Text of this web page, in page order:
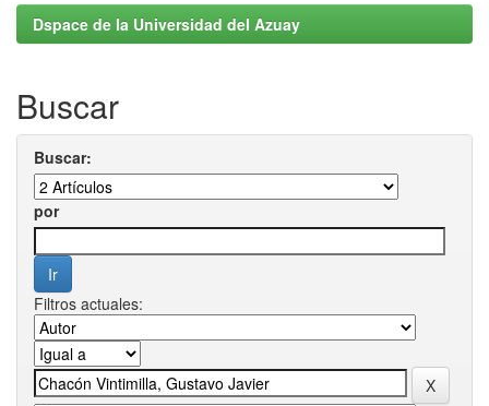
Dspace de la Universidad del Azuay
Buscar
Buscar:
por
Filtros actuales: